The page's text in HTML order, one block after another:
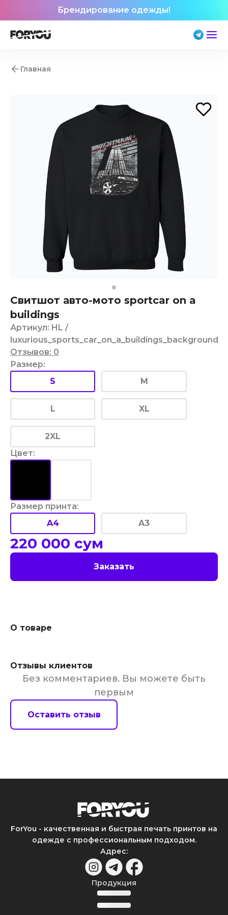
Брендирование одежды!
Главная
Свитшот авто-мото sportcar on a
buildings
Артикул: HL /
luxurious_sports_car_on_a_buildings_background
Отзывов: 0
Размер:
S
M
L XL
2XL
Цвет:
Размер принта:
A4
A3
220 000 сум
Заказать
О товаре
Отзывы клиентов
Без комментариев. Вы можете быть
первым
Оставить отзыв
ForYou - качественная и быстрая печать принтов на
одежде с профессиональным подходом.
Адрес:
Продукция